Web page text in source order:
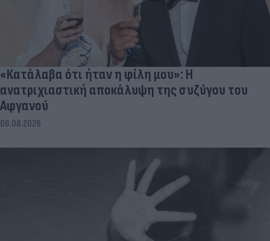
«Κατάλαβα ότι ήταν η φίλη μου»: Η
ανατριχιαστική αποκάλυψη της συζύγου του
Αφγανού
06.08.2026